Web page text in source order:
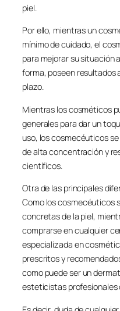
piel.
Por ello, mientras un
mínimo de cuidado, el
para mejorar su situación
forma, poseen resultados
plazo.
Mientras los cosméticos
generales para dar un
uso, los cosmecéuticos
de alta concentración y
científicos.
Otra de las principales
Como los cosmecéuticos
concretas de la piel,
comprarse en cualquier
especializada en
prescritos y
como puede ser un
esteticistas profesionales